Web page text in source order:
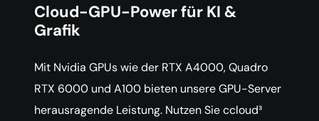
Cloud-GPU-Power für KI &
Grafik
Mit Nvidia GPUs wie der RTX A4000, Quadro
RTX 6000 und A100 bieten unsere GPU-Server
herausragende Leistung. Nutzen Sie ccloud³